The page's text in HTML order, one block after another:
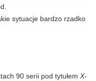
sytuacje bardzo rzadko
90 serii pod tytułem X-